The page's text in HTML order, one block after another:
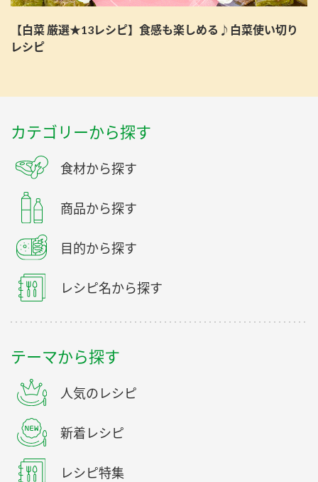
【白菜 厳選★13レシピ】食感も楽しめる♪白菜使い切り
レシピ
カテゴリーから探す
食材から探す
商品から探す
目的から探す
レシピ名から探す
テーマから探す
人気のレシピ
新着レシピ
レシピ特集